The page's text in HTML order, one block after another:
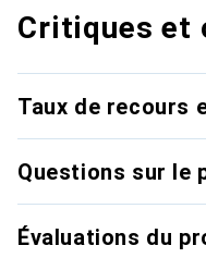
Critiques et
Taux de recours
Questions sur le
Évaluations du